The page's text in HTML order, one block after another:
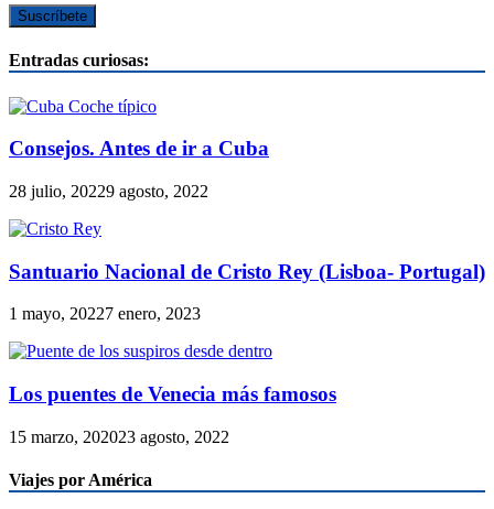
Entradas curiosas:
Consejos. Antes de ir a Cuba
28 julio, 20229 agosto, 2022
Santuario Nacional de Cristo Rey (Lisboa- Portugal)
1 mayo, 20227 enero, 2023
Los puentes de Venecia más famosos
15 marzo, 202023 agosto, 2022
Viajes por América